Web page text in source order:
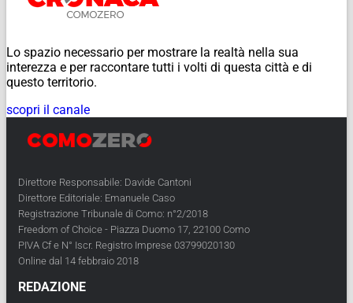
Lo spazio necessario per mostrare la realtà nella sua
interezza e per raccontare tutti i volti di questa città e di
questo territorio.
scopri il canale
Direttore Responsabile: Davide Cantoni
Direttore Editoriale: Emanuele Caso
Registrazione Tribunale di Como: n°2/2018
Freedom of Choice - Piazza Duomo 17, 22100 Como
PIVA Cf e N° Iscr. Registro Imprese 03799020130
Online dal 14 febbraio 2018
REDAZIONE